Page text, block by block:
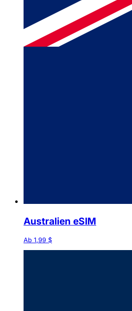
Australien eSIM
Ab 1,99 $